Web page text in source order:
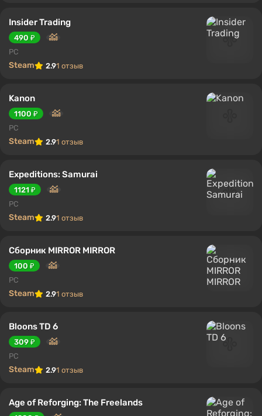
Insider Trading
490 ₽
PC
Steam 2.91 отзыв
Kanon
1100 ₽
PC
Steam 2.91 отзыв
Expeditions: Samurai
1121 ₽
PC
Steam 2.91 отзыв
Сборник MIRROR MIRROR
100 ₽
PC
Steam 2.91 отзыв
Bloons TD 6
309 ₽
PC
Steam 2.91 отзыв
Age of Reforging: The Freelands